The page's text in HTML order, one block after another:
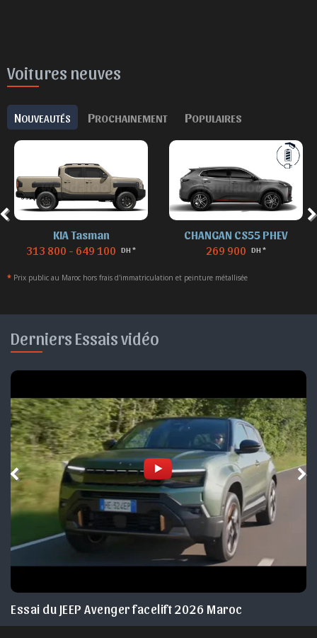
Voitures neuves
NOUVEAUTÉS PROCHAINEMENT POPULAIRES
KIA Tasman
313 800 - 649 100 DH *
CHANGAN CS55 PHEV
269 900 DH *
* Prix public au Maroc hors frais d'immatriculation et peinture métallisée
Derniers Essais vidéo
Essai du JEEP Avenger facelift 2026 Maroc